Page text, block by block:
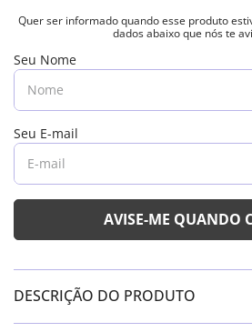
DESCRIÇÃO DO PRODUTO